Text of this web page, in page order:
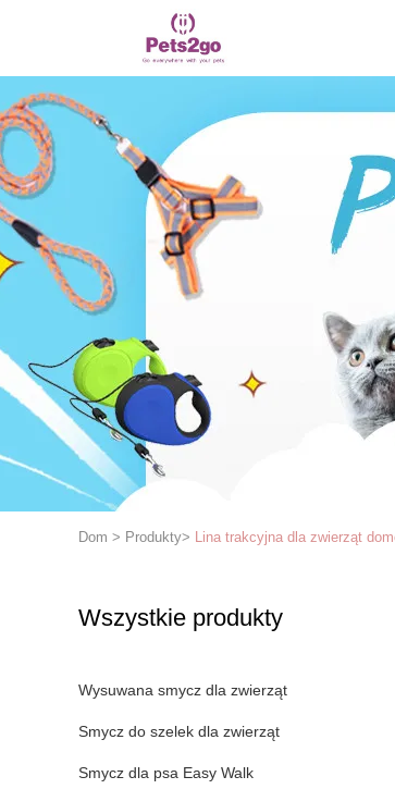
Dom > Produkty> Lina trakcyjna dla zwierząt
Wszystkie produkty
Wysuwana smycz dla zwierząt
Smycz do szelek dla zwierząt
Smycz dla psa Easy Walk